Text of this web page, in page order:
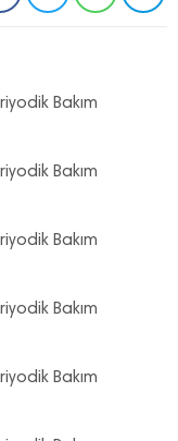
Bakım
Bakım
Bakım
Bakım
Bakım